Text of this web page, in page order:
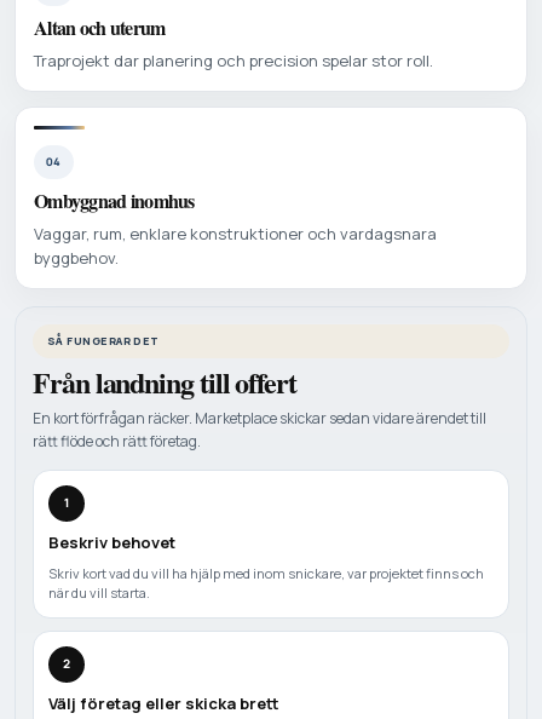
Altan och uterum
Traprojekt dar planering och precision spelar stor roll.
04
Ombyggnad inomhus
Vaggar, rum, enklare konstruktioner och vardagsnara
byggbehov.
SÅ FUNGERAR DET
Från landning till offert
En kort förfrågan räcker. Marketplace skickar sedan vidare ärendet till
rätt flöde och rätt företag.
1
Beskriv behovet
Skriv kort vad du vill ha hjälp med inom snickare, var projektet finns och
när du vill starta.
2
Välj företag eller skicka brett